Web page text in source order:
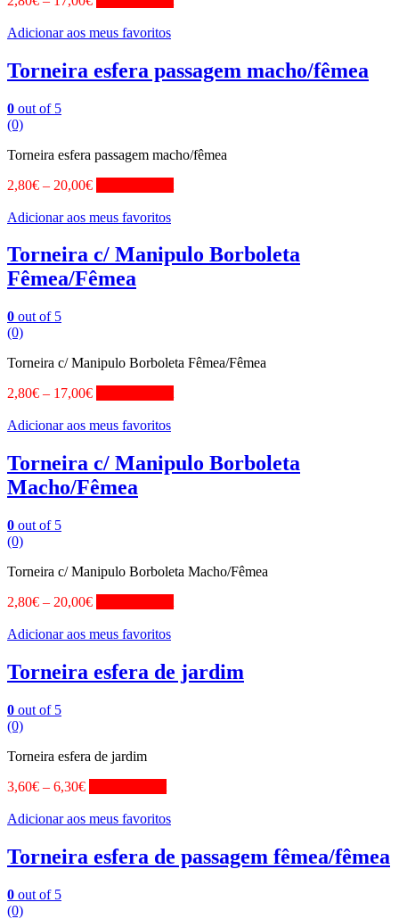
Adicionar aos meus favoritos
Torneira esfera passagem macho/fêmea
0 out of 5
(0)
Torneira esfera passagem macho/fêmea
2,80€ – 20,00€
Adicionar aos meus favoritos
Torneira c/ Manipulo Borboleta
Fêmea/Fêmea
0 out of 5
(0)
Torneira c/ Manipulo Borboleta Fêmea/Fêmea
2,80€ – 17,00€
Adicionar aos meus favoritos
Torneira c/ Manipulo Borboleta
Macho/Fêmea
0 out of 5
(0)
Torneira c/ Manipulo Borboleta Macho/Fêmea
2,80€ – 20,00€
Adicionar aos meus favoritos
Torneira esfera de jardim
0 out of 5
(0)
Torneira esfera de jardim
3,60€ – 6,30€
Adicionar aos meus favoritos
Torneira esfera de passagem fêmea/fêmea
0 out of 5
(0)